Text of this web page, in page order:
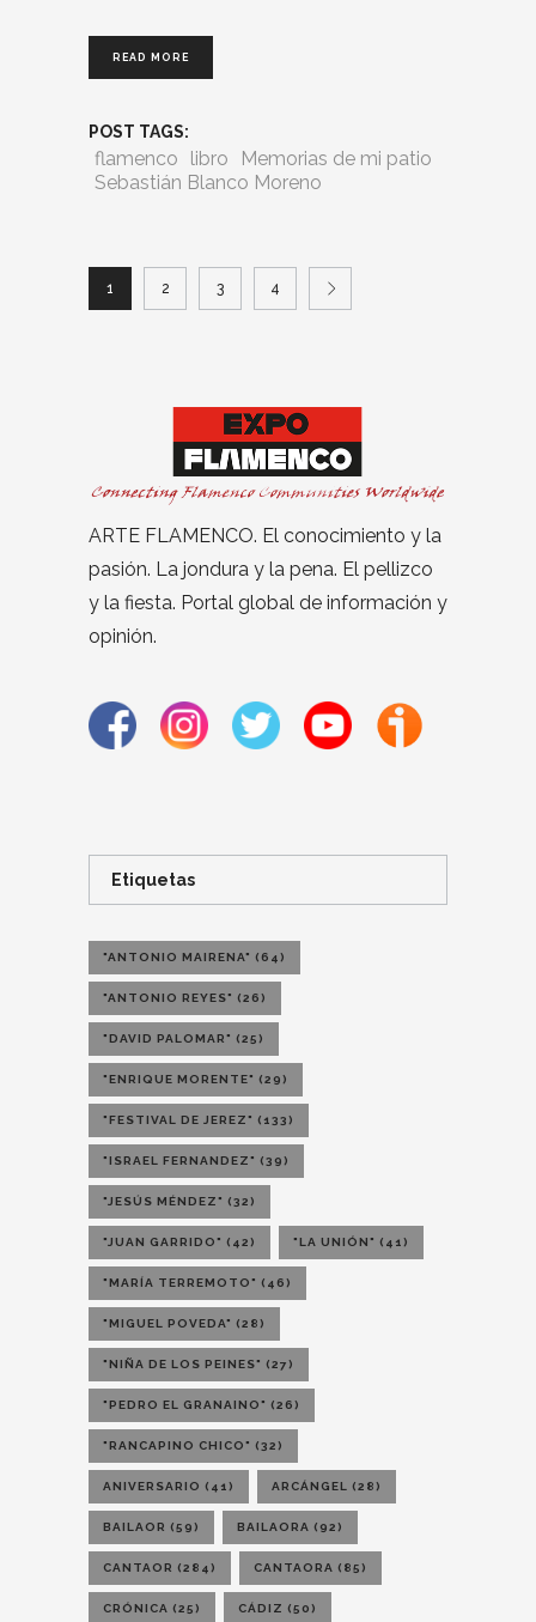
READ MORE
POST TAGS:
flamenco libro
Memorias de mi patio
Sebastián Blanco Moreno
1 2 3 4
ARTE FLAMENCO. El conocimiento y la
pasión. La jondura y la pena. El pellizco
y la fiesta. Portal global de información y
opinión.
Etiquetas
"ANTONIO MAIRENA" (64)
"ANTONIO REYES" (26)
"DAVID PALOMAR" (25)
"ENRIQUE MORENTE" (29)
"FESTIVAL DE JEREZ" (133)
"ISRAEL FERNANDEZ" (39)
"JESÚS MÉNDEZ" (32)
"JUAN GARRIDO" (42) "LA UNIÓN" (41)
"MARÍA TERREMOTO" (46)
"MIGUEL POVEDA" (28)
"NIÑA DE LOS PEINES" (27)
"PEDRO EL GRANAINO" (26)
"RANCAPINO CHICO" (32)
ANIVERSARIO (41) ARCÁNGEL (28)
BAILAOR (59) BAILAORA (92)
CANTAOR (284) CANTAORA (85)
CRÓNICA (25) CÁDIZ (50)